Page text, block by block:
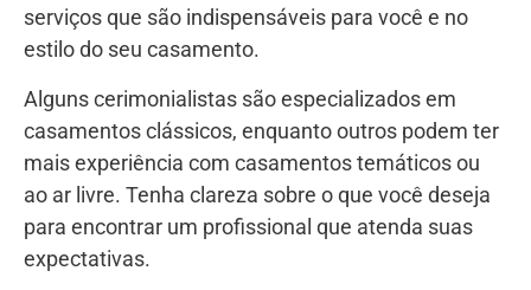
serviços que são indispensáveis para você e no
estilo do seu casamento.
Alguns cerimonialistas são especializados em
casamentos clássicos, enquanto outros podem ter
mais experiência com casamentos temáticos ou
ao ar livre. Tenha clareza sobre o que você deseja
para encontrar um profissional que atenda suas
expectativas.